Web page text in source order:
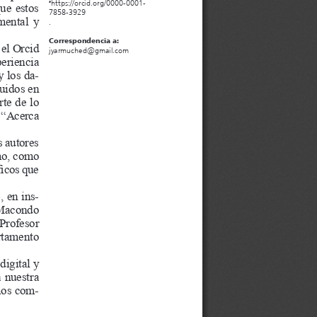
ahttps://orcid.org/0000-0001-
7858-3929
Correspondencia a:
jyarmuched@gmail.com
estos
y
el Orcid
los da-
en
de lo
autores
como
que
en ins-
Profesor
digital y
nuestra
com-